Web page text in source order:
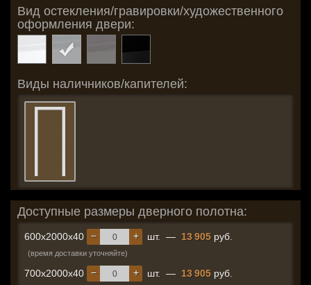
Вид остекления/гравировки/художественного
оформления двери:
Виды наличников/капителей:
Доступные размеры дверного полотна:
600x2000x40 +
− шт. — 13 905 руб.
(время доставки уточняйте)
700x2000x40 +
− шт. — 13 905 руб.